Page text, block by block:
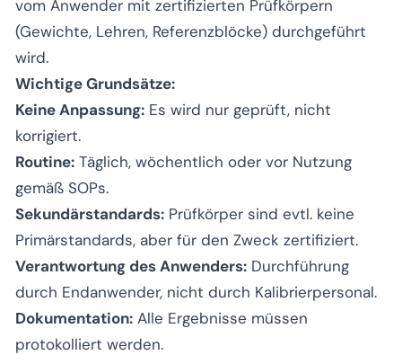
vom Anwender mit zertifizierten Prüfkörpern
(Gewichte, Lehren, Referenzblöcke) durchgeführt
wird.
Wichtige Grundsätze:
Keine Anpassung: Es wird nur geprüft, nicht
korrigiert.
Routine: Täglich, wöchentlich oder vor Nutzung
gemäß SOPs.
Sekundärstandards: Prüfkörper sind evtl. keine
Primärstandards, aber für den Zweck zertifiziert.
Verantwortung des Anwenders: Durchführung
durch Endanwender, nicht durch Kalibrierpersonal.
Dokumentation: Alle Ergebnisse müssen
protokolliert werden.